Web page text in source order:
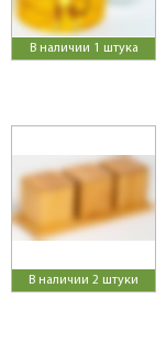
В наличии 1 штука
В наличии 2 штуки